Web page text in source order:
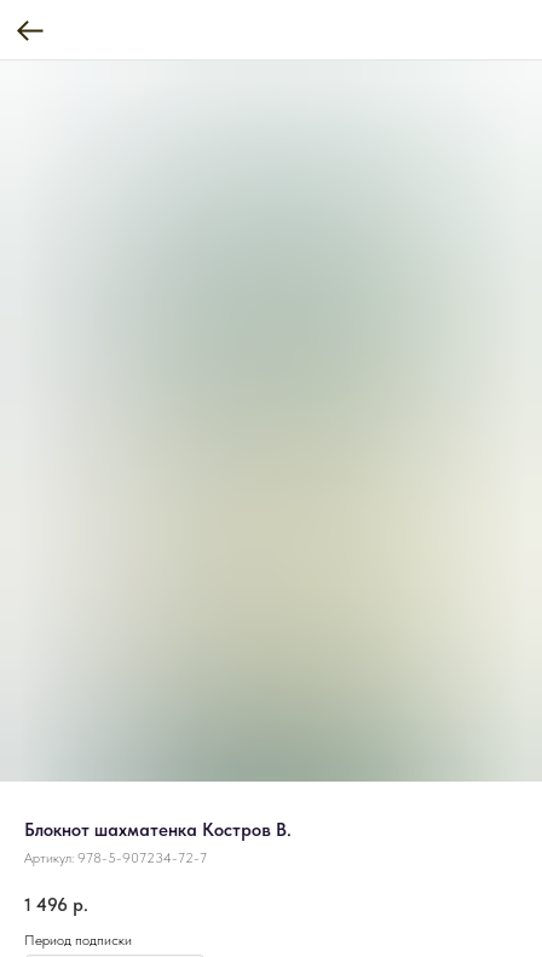
Блокнот шахматенка Костров В.
Артикул: 978-5-907234-72-7
1 496 р.
Период подписки